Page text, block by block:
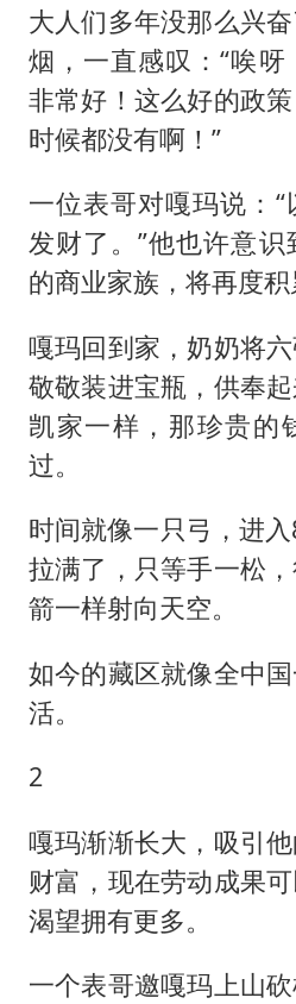
大人们多年没那么兴
烟，一直感叹：“唉
非常好！这么好的政
时候都没有啊！”
一位表哥对嘎玛说：
发财了。”他也许意
的商业家族，将再度积
嘎玛回到家，奶奶将
敬敬装进宝瓶，供奉
凯家一样，那珍贵的
过。
时间就像一只弓，进
拉满了，只等手一松
箭一样射向天空。
如今的藏区就像全中
活。
2
嘎玛渐渐长大，吸引
财富，现在劳动成果
渴望拥有更多。
一个表哥邀嘎玛上山